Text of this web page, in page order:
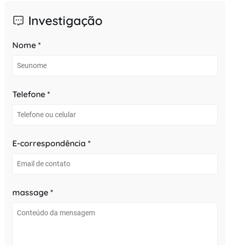
Investigação
Nome *
Telefone *
E-correspondência *
massage *